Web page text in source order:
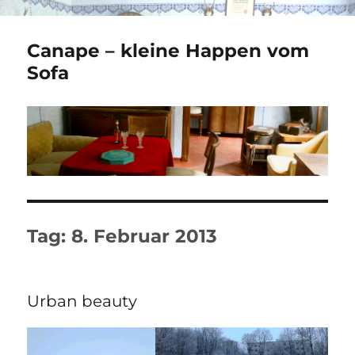
Canape – kleine Happen vom
Sofa
Tag:8. Februar 2013
Urban beauty